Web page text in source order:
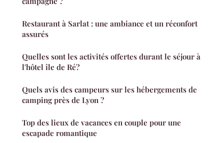
Restaurant à Sarlat : une ambiance et un réconfort
assurés
Quelles sont les activités offertes durant le séjour à
l'hôtel île de Ré?
Quels avis des campeurs sur les hébergements de
camping près de Lyon ?
Top des lieux de vacances en couple pour une
escapade romantique